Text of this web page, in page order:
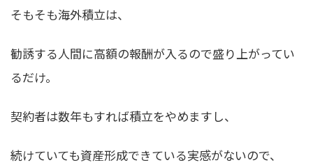
そもそも海外積立は、
勧誘する人間に高額の報酬が入るので盛り上がってい
るだけ。
契約者は数年もすれば積立をやめますし、
続けていても資産形成できている実感がないので、